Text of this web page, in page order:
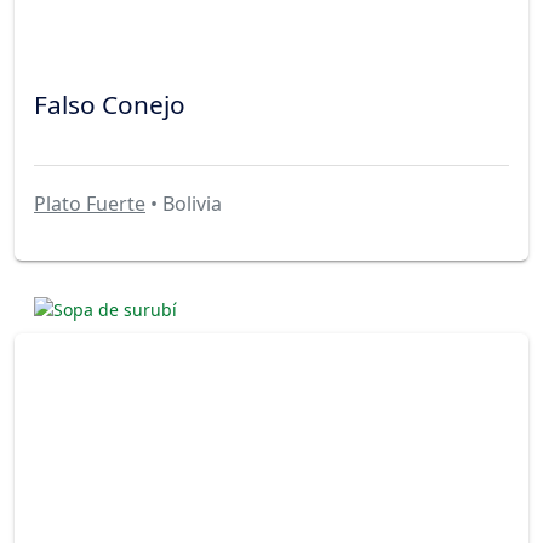
Falso Conejo
Plato Fuerte • Bolivia